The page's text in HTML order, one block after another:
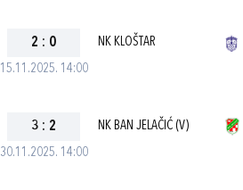
15.11.2025. 14:00
2 : 0 NK KLOŠTAR
30.11.2025. 14:00
3 : 2 NK BAN JELAČIĆ (V)